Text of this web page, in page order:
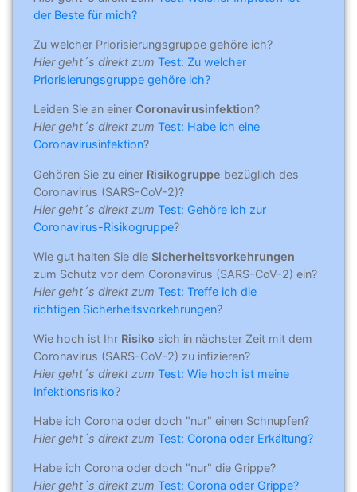
der Beste für mich?
Zu welcher Priorisierungsgruppe gehöre ich?
Hier geht´s direkt zum Test: Zu welcher
Priorisierungsgruppe gehöre ich?
Leiden Sie an einer Coronavirusinfektion?
Hier geht´s direkt zum Test: Habe ich eine
Coronavirusinfektion?
Gehören Sie zu einer Risikogruppe bezüglich des
Coronavirus (SARS-CoV-2)?
Hier geht´s direkt zum Test: Gehöre ich zur
Coronavirus-Risikogruppe?
Wie gut halten Sie die Sicherheitsvorkehrungen
zum Schutz vor dem Coronavirus (SARS-CoV-2) ein?
Hier geht´s direkt zum Test: Treffe ich die
richtigen Sicherheitsvorkehrungen?
Wie hoch ist Ihr Risiko sich in nächster Zeit mit dem
Coronavirus (SARS-CoV-2) zu infizieren?
Hier geht´s direkt zum Test: Wie hoch ist meine
Infektionsrisiko?
Habe ich Corona oder doch "nur" einen Schnupfen?
Hier geht´s direkt zum Test: Corona oder Erkältung?
Habe ich Corona oder doch "nur" die Grippe?
Hier geht´s direkt zum Test: Corona oder Grippe?